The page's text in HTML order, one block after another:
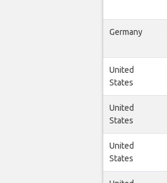
Germany
United
States
United
States
United
States